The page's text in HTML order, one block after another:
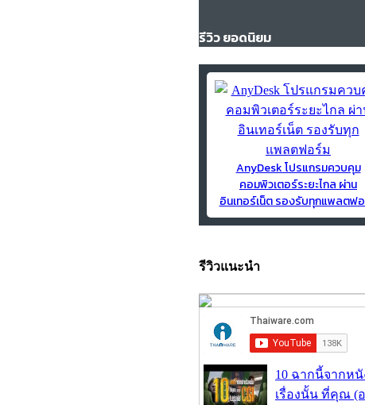
รีวิว ยอดนิยม
AnyDesk โปรแกรมควบคุม
คอมพิวเตอร์ระยะไกล ผ่าน
อินเทอร์เน็ต รองรับทุกแพลตฟ
รีวิวแนะนำ
10 ฉากนี้จากหนั
เรื่องนั้น ที่คุณ (